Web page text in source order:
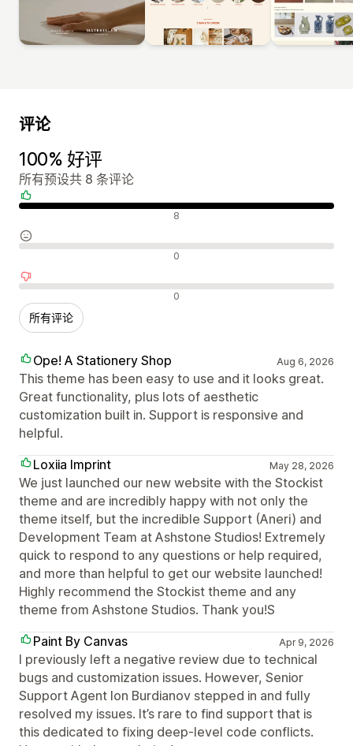
评论
100% 好评
所有预设共 8 条评论
好评 8
中评 0
差评 0
所有评论
Ope! A Stationery Shop Aug 6, 2026
This theme has been easy to use and it looks great.
Great functionality, plus lots of aesthetic
customization built in. Support is responsive and
helpful.
Loxiia Imprint
May 28, 2026
We just launched our new website with the Stockist
theme and are incredibly happy with not only the
theme itself, but the incredible Support (Aneri) and
Development Team at Ashstone Studios! Extremely
quick to respond to any questions or help required,
and more than helpful to get our website launched!
Highly recommend the Stockist theme and any
theme from Ashstone Studios. Thank you!S
Paint By Canvas
Apr 9, 2026
I previously left a negative review due to technical
bugs and customization issues. However, Senior
Support Agent Ion Burdianov stepped in and fully
resolved my issues. It’s rare to find support that is
this dedicated to fixing deep-level code conflicts.